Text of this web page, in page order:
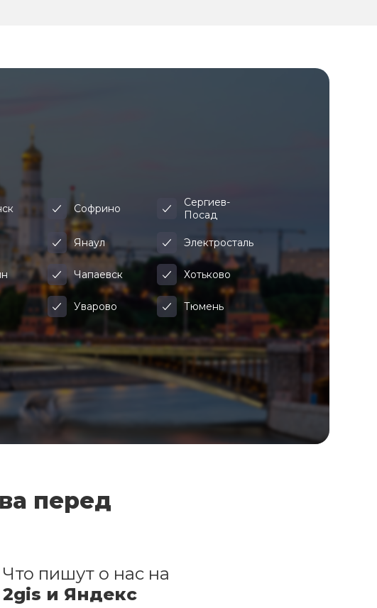
Софрино
Сергиев-
Посад
Янаул Электросталь
Чапаевск Хотьково
Уварово Тюмень
перед
Что пишут о нас на
2gis и Яндекс